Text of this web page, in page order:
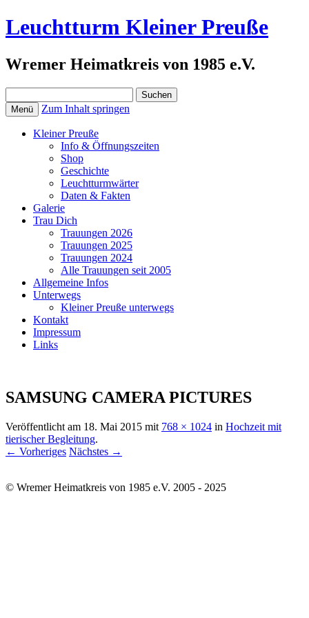
Leuchtturm Kleiner Preuße
Wremer Heimatkreis von 1985 e.V.
nach:
Menü Zum Inhalt springen
Kleiner Preuße
Info & Öffnungszeiten
Shop
Geschichte
Leuchtturmwärter
Daten & Fakten
Galerie
Trau Dich
Trauungen 2026
Trauungen 2025
Trauungen 2024
Alle Trauungen seit 2005
Allgemeine Infos
Unterwegs
Kleiner Preuße unterwegs
Kontakt
Impressum
Links
SAMSUNG CAMERA PICTURES
Veröffentlicht am 18. Mai 2015 mit 768 × 1024 in Hochzeit mit
tierischer Begleitung.
← Vorheriges Nächstes →
© Wremer Heimatkreis von 1985 e.V. 2005 - 2025